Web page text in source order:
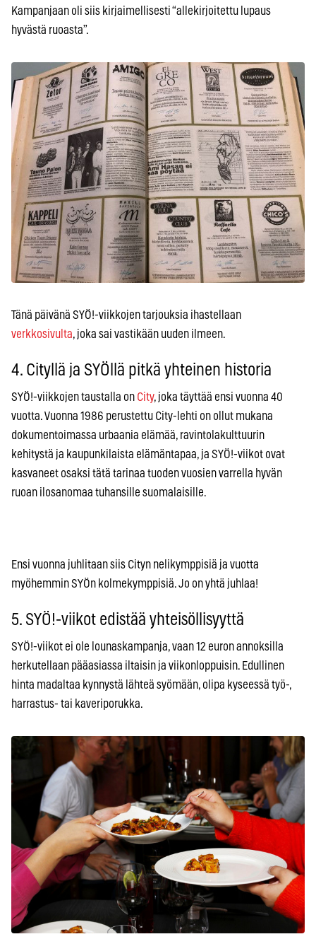
Kampanjaan oli siis kirjaimellisesti “allekirjoitettu lupaus
hyvästä ruoasta”.
Tänä päivänä SYÖ!-viikkojen tarjouksia ihastellaan
verkkosivulta, joka sai vastikään uuden ilmeen.
4. Cityllä ja SYÖllä pitkä yhteinen historia
SYÖ!-viikkojen taustalla on City, joka täyttää ensi vuonna 40
vuotta. Vuonna 1986 perustettu City-lehti on ollut mukana
dokumentoimassa urbaania elämää, ravintolakulttuurin
kehitystä ja kaupunkilaista elämäntapaa, ja SYÖ!-viikot ovat
kasvaneet osaksi tätä tarinaa tuoden vuosien varrella hyvän
ruoan ilosanomaa tuhansille suomalaisille.
Ensi vuonna juhlitaan siis Cityn nelikymppisiä ja vuotta
myöhemmin SYÖn kolmekymppisiä. Jo on yhtä juhlaa!
5. SYÖ!-viikot edistää yhteisöllisyyttä
SYÖ!-viikot ei ole lounaskampanja, vaan 12 euron annoksilla
herkutellaan pääasiassa iltaisin ja viikonloppuisin. Edullinen
hinta madaltaa kynnystä lähteä syömään, olipa kyseessä työ-,
harrastus- tai kaveriporukka.